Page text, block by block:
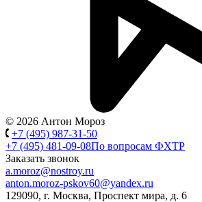
© 2026 Антон Мороз
+7 (495) 987-31-50
+7 (495) 481-09-08По вопросам ФХТР
Заказать звонок
a.moroz@nostroy.ru
anton.moroz-pskov60@yandex.ru
129090, г. Москва, Проспект мира, д. 6